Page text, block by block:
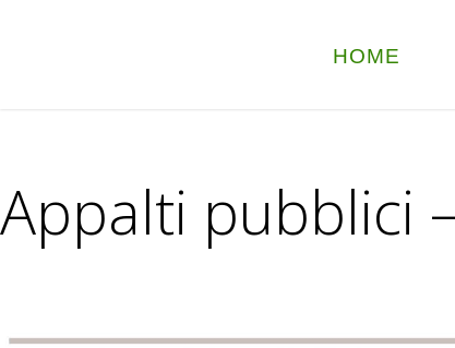
HOME
Appalti pubblici